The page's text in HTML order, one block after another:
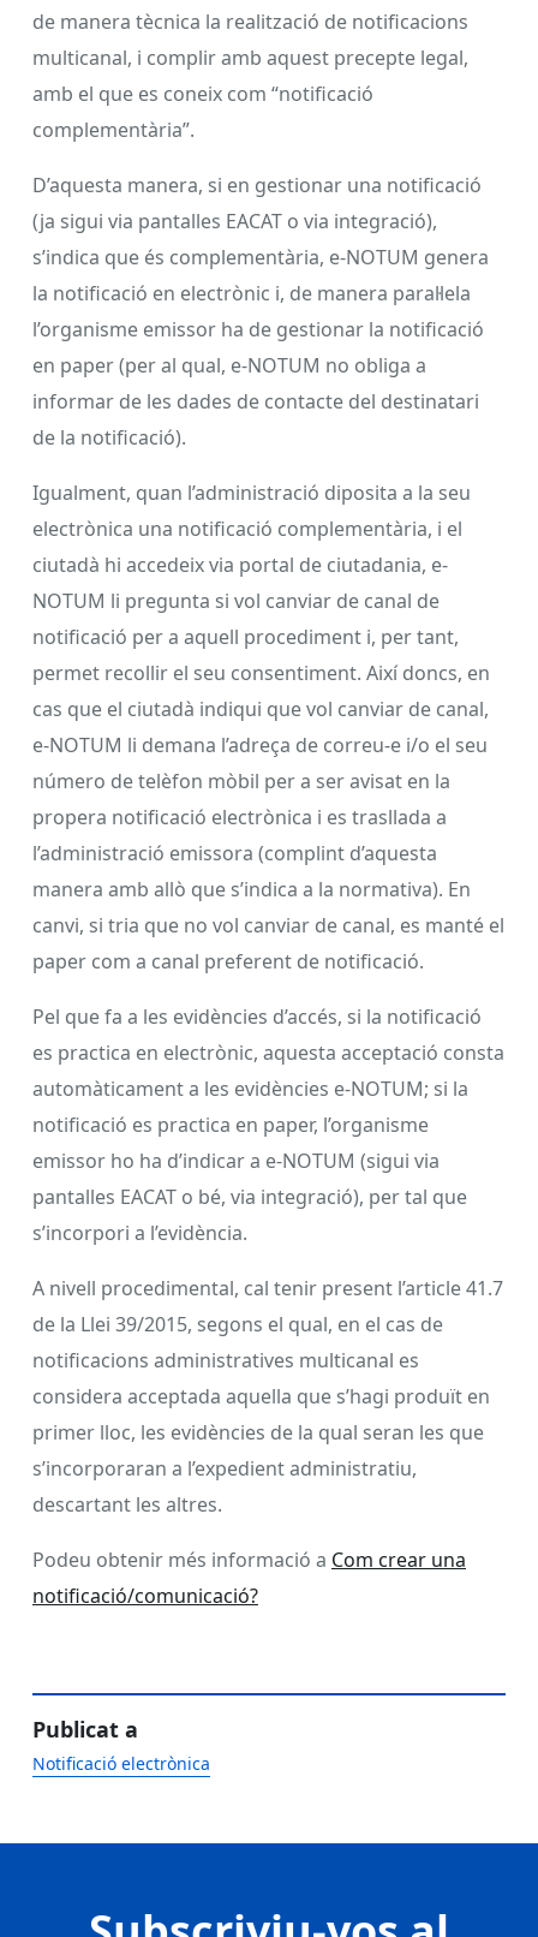
de manera tècnica la realització de notificacions
multicanal, i complir amb aquest precepte legal,
amb el que es coneix com “notificació
complementària”.
D’aquesta manera, si en gestionar una notificació
(ja sigui via pantalles EACAT o via integració),
s’indica que és complementària, e-NOTUM genera
la notificació en electrònic i, de manera paral·lela
l’organisme emissor ha de gestionar la notificació
en paper (per al qual, e-NOTUM no obliga a
informar de les dades de contacte del destinatari
de la notificació).
Igualment, quan l’administració diposita a la seu
electrònica una notificació complementària, i el
ciutadà hi accedeix via portal de ciutadania, e-
NOTUM li pregunta si vol canviar de canal de
notificació per a aquell procediment i, per tant,
permet recollir el seu consentiment. Així doncs, en
cas que el ciutadà indiqui que vol canviar de canal,
e-NOTUM li demana l’adreça de correu-e i/o el seu
número de telèfon mòbil per a ser avisat en la
propera notificació electrònica i es trasllada a
l’administració emissora (complint d’aquesta
manera amb allò que s’indica a la normativa). En
canvi, si tria que no vol canviar de canal, es manté el
paper com a canal preferent de notificació.
Pel que fa a les evidències d’accés, si la notificació
es practica en electrònic, aquesta acceptació consta
automàticament a les evidències e-NOTUM; si la
notificació es practica en paper, l’organisme
emissor ho ha d’indicar a e-NOTUM (sigui via
pantalles EACAT o bé, via integració), per tal que
s’incorpori a l’evidència.
A nivell procedimental, cal tenir present l’article 41.7
de la Llei 39/2015, segons el qual, en el cas de
notificacions administratives multicanal es
considera acceptada aquella que s’hagi produït en
primer lloc, les evidències de la qual seran les que
s’incorporaran a l’expedient administratiu,
descartant les altres.
Podeu obtenir més informació a Com crear una
notificació/comunicació?
Publicat a
Notificació electrònica